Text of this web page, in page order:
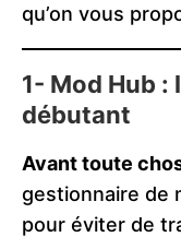
qu’on vous
1- Mod Hub :
débutant
Avant toute
gestionnaire de
pour éviter de